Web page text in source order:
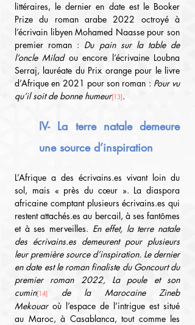
littéraires, le dernier en date est le Booker
Prize du roman arabe 2022 octroyé à
l’écrivain libyen Mohamed Naasse pour son
premier roman : Du pain sur la table de
l’oncle Milad ou encore l’écrivaine Loubna
Serraj, lauréate du Prix orange pour le livre
d’Afrique en 2021 pour son roman : Pour vu
qu’il soit de bonne humeur[13].
IV- La terre natale demeure
une source d’inspiration
L’Afrique a des écrivains.es vivant loin du
sol, mais « près du cœur ». La diaspora
africaine comptant plusieurs écrivains.es qui
restent attachés.es au bercail, à ses fantômes
et à ses merveilles. En effet, la terre natale
des écrivains.es demeurent pour plusieurs
leur première source d’inspiration. Le dernier
en date est le roman finaliste du Goncourt du
premier roman 2022, La poule et son
cumin[14]
de la Marocaine Zineb
Mekouar où l’espace de l’intrigue est situé
au Maroc, à Casablanca, tout comme les